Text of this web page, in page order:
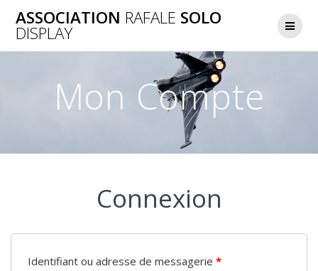
to
ASSOCIATION RAFALE SOLO
DISPLAY
Mon Compte
Connexion
Identifiant ou adresse de messagerie *